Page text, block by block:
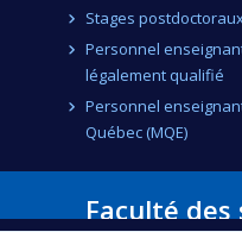
Stages
Personnel
légalement qualifié
Personnel
Québec (MQE)
Faculté